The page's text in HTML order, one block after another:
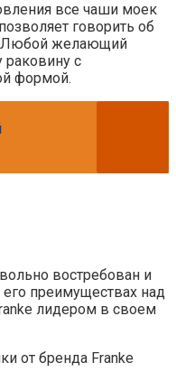
все чаши моек
говорить об
Любой желающий
с
формой.
востребован и
его преимуществах над
лидером в своем
от бренда Franke